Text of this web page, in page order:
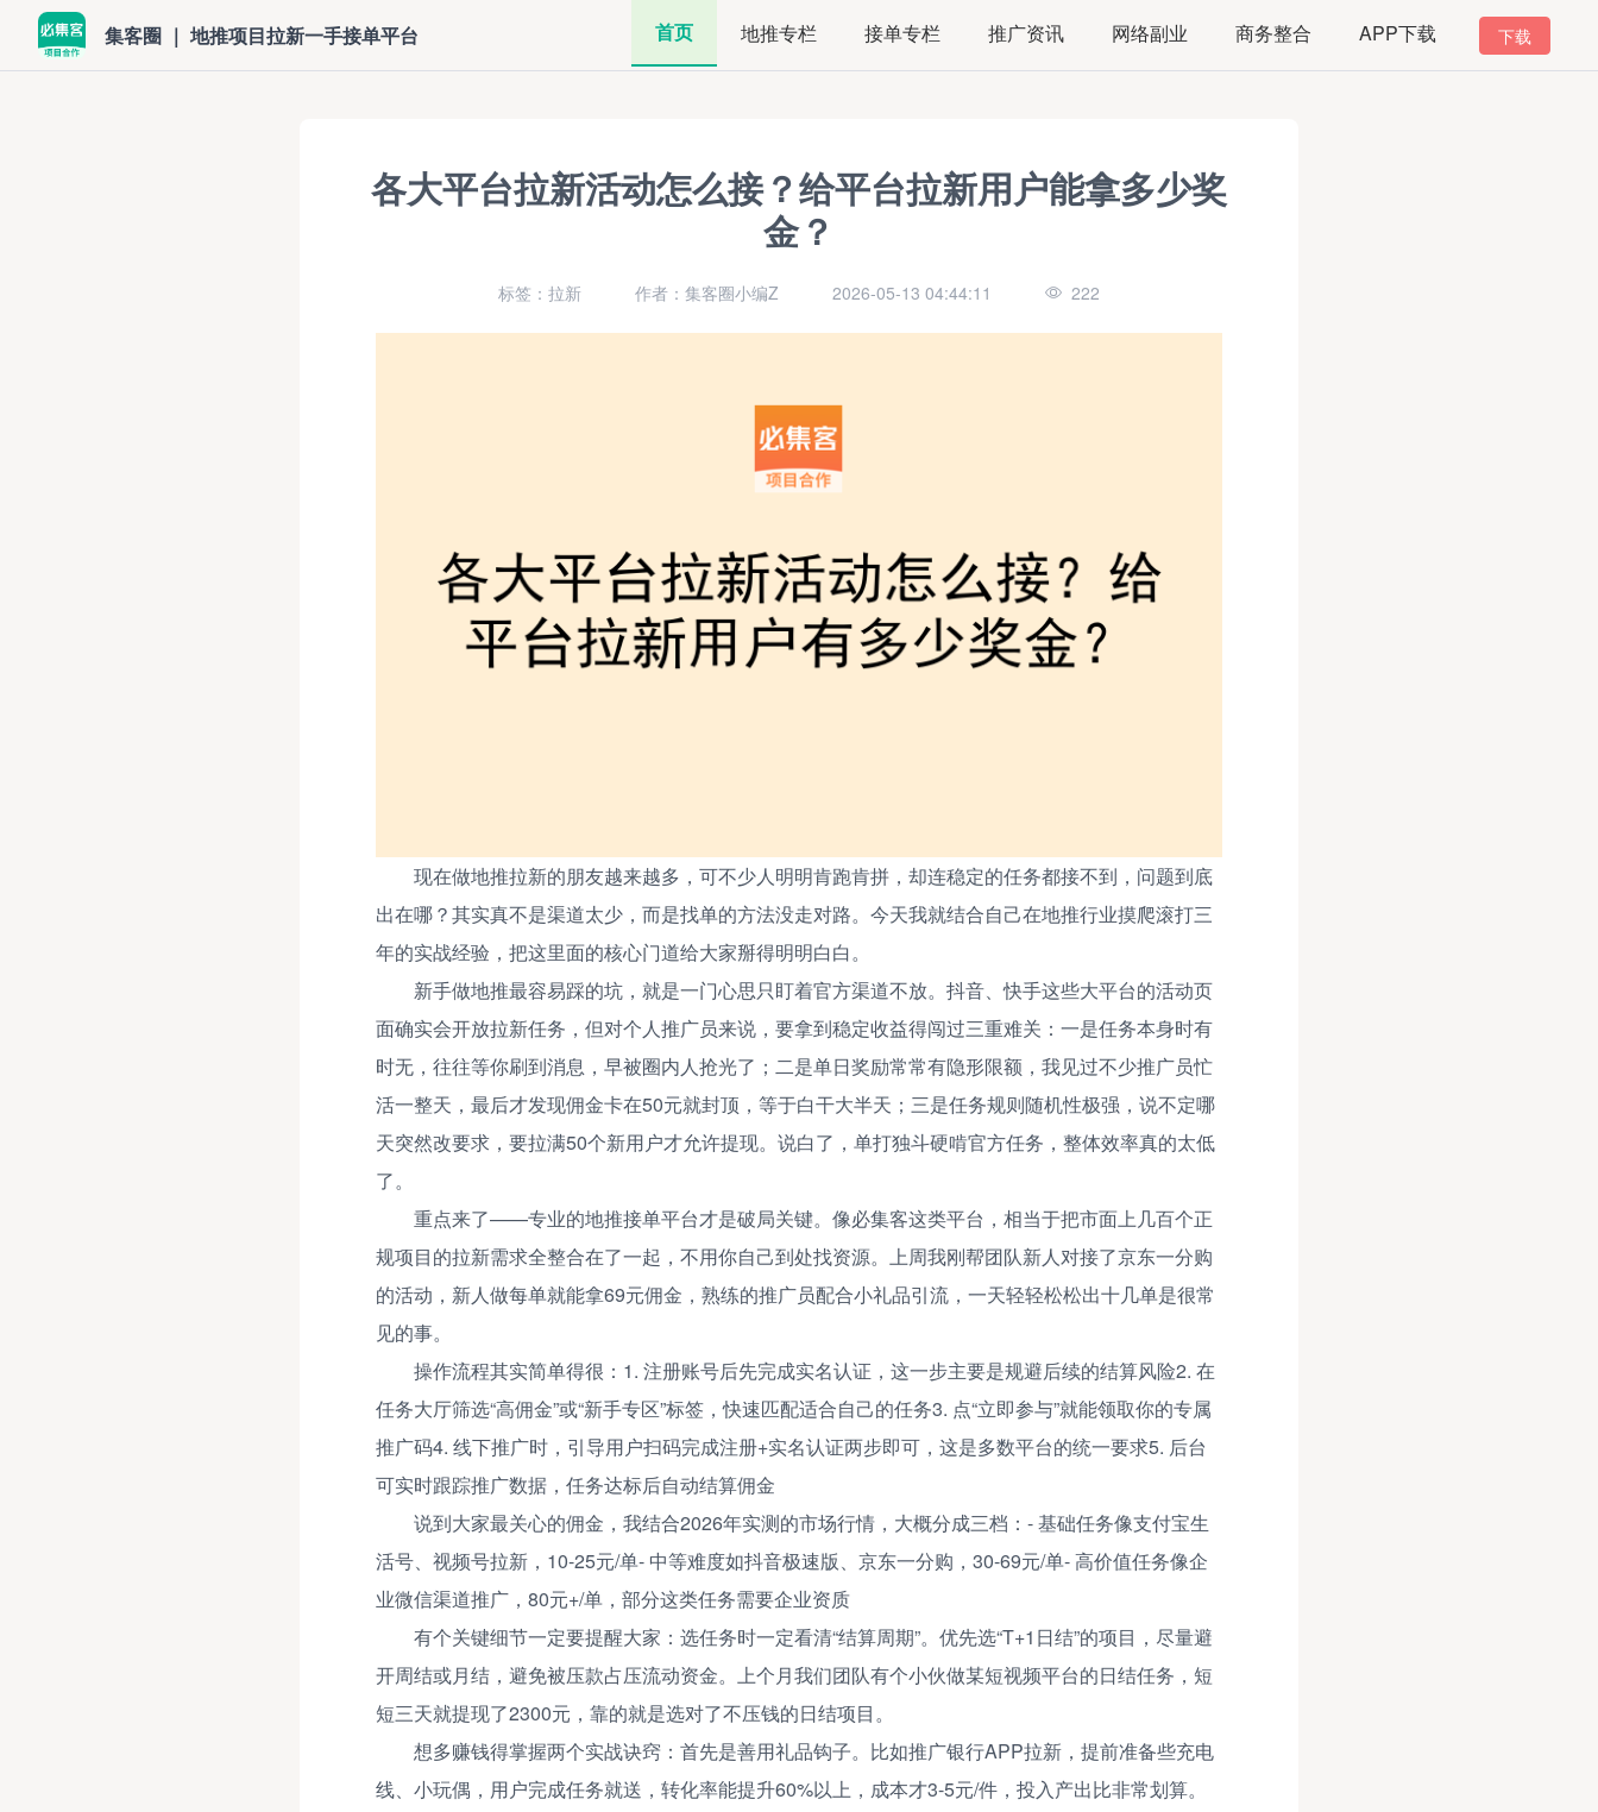
集客圈 ｜ 地推项目拉新一手接单平台 首页 地推专栏 接单专栏 推广资讯 网络副业 商务整合 APP下载 下载
各大平台拉新活动怎么接？给平台拉新用户能拿多少奖
金？
标签：拉新 作者：集客圈小编Z 2026-05-13 04:44:11 222
现在做地推拉新的朋友越来越多，可不少人明明肯跑肯拼，却连稳定的任务都接不到，问题到底
出在哪？其实真不是渠道太少，而是找单的方法没走对路。今天我就结合自己在地推行业摸爬滚打三
年的实战经验，把这里面的核心门道给大家掰得明明白白。
新手做地推最容易踩的坑，就是一门心思只盯着官方渠道不放。抖音、快手这些大平台的活动页
面确实会开放拉新任务，但对个人推广员来说，要拿到稳定收益得闯过三重难关：一是任务本身时有
时无，往往等你刷到消息，早被圈内人抢光了；二是单日奖励常常有隐形限额，我见过不少推广员忙
活一整天，最后才发现佣金卡在50元就封顶，等于白干大半天；三是任务规则随机性极强，说不定哪
天突然改要求，要拉满50个新用户才允许提现。说白了，单打独斗硬啃官方任务，整体效率真的太低
了。
重点来了——专业的地推接单平台才是破局关键。像必集客这类平台，相当于把市面上几百个正
规项目的拉新需求全整合在了一起，不用你自己到处找资源。上周我刚帮团队新人对接了京东一分购
的活动，新人做每单就能拿69元佣金，熟练的推广员配合小礼品引流，一天轻轻松松出十几单是很常
见的事。
操作流程其实简单得很：1. 注册账号后先完成实名认证，这一步主要是规避后续的结算风险2. 在
任务大厅筛选“高佣金”或“新手专区”标签，快速匹配适合自己的任务3. 点“立即参与”就能领取你的专属
推广码4. 线下推广时，引导用户扫码完成注册+实名认证两步即可，这是多数平台的统一要求5. 后台
可实时跟踪推广数据，任务达标后自动结算佣金
说到大家最关心的佣金，我结合2026年实测的市场行情，大概分成三档：- 基础任务像支付宝生
活号、视频号拉新，10-25元/单- 中等难度如抖音极速版、京东一分购，30-69元/单- 高价值任务像企
业微信渠道推广，80元+/单，部分这类任务需要企业资质
有个关键细节一定要提醒大家：选任务时一定看清“结算周期”。优先选“T+1日结”的项目，尽量避
开周结或月结，避免被压款占压流动资金。上个月我们团队有个小伙做某短视频平台的日结任务，短
短三天就提现了2300元，靠的就是选对了不压钱的日结项目。
想多赚钱得掌握两个实战诀窍：首先是善用礼品钩子。比如推广银行APP拉新，提前准备些充电
线、小玩偶，用户完成任务就送，转化率能提升60%以上，成本才3-5元/件，投入产出比非常划算。